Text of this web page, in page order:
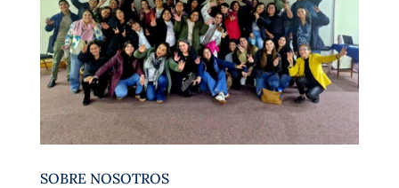
SOBRE NOSOTROS